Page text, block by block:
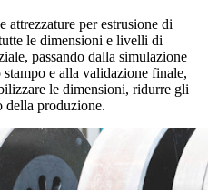
attrezzature per estrusione di
le dimensioni e livelli di
passando dalla simulazione
e alla validazione finale,
le dimensioni, ridurre gli
della produzione.